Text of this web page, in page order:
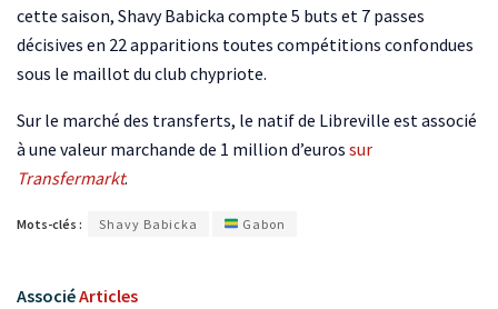
cette saison, Shavy Babicka compte 5 buts et 7 passes
décisives en 22 apparitions toutes compétitions confondues
sous le maillot du club chypriote.
Sur le marché des transferts, le natif de Libreville est associé
à une valeur marchande de 1 million d’euros sur
Transfermarkt.
Mots-clés : Shavy Babicka Gabon
AssociéArticles